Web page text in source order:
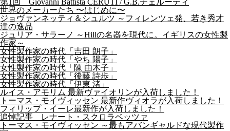
第1回 Giovanni Battista CERUTI / G.B.チェルーティ
世界のメーカーたち 〜はじめに〜
ジョヴァンネッティ＆シュルツ ～フィレンツェ発、若き秀才
達の逸品
ジュリア・サラーノ ～Hillの名器を現代に。イギリスの女性製
作家～
女性製作家の時代「吉田 朗子」
女性製作家の時代「やち 陽子」
女性製作家の時代「陳 由木子」
女性製作家の時代「後藤 詩歩」
女性製作家の時代「伊東 渚」
ルイス・アモリム 最新ヴァイオリンが入荷しました！
トーマス・モイヴィッセン 最新作ヴィオラが入荷しました！
フィリップ・イーレ最新作が入荷しました！
追悼記事 レナート・スクロラベッツァ
トーマス・モイヴィッセン ～最もアバンギャルドな現代製作